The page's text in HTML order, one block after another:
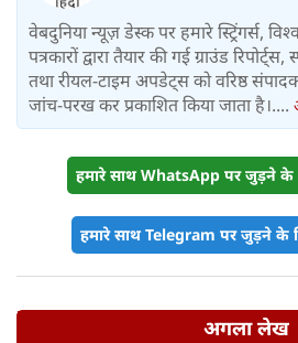
वेबदुनिया न्यूज़ डेस्क पर हमारे स्ट्रिंगर्स,
पत्रकारों द्वारा तैयार की गई ग्राउंड
तथा रीयल-टाइम अपडेट्स को वरिष्ठ
जांच-परख कर प्रकाशित किया जाता है।....
हमारे साथ WhatsApp पर जुड़ने के
हमारे साथ Telegram पर जुड़ने के
अगला लेख